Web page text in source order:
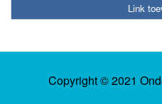
Link
Copyright © 2021